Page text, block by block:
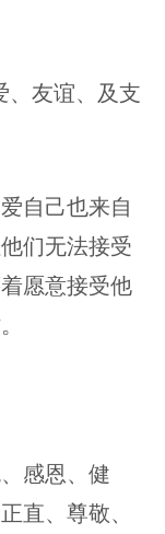
、友谊、及支
自己也来自
们无法接受
愿意接受他
感恩、健
直、尊敬、